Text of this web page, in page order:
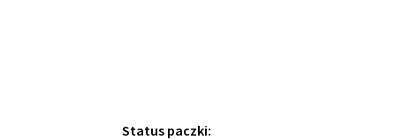
Status paczki: